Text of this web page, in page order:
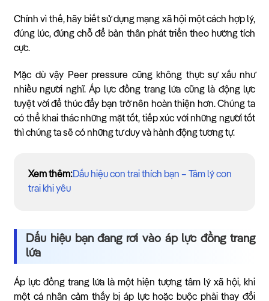
Chính vì thế, hãy biết sử dụng mạng xã hội một cách hợp lý,
đúng lúc, đúng chỗ để bản thân phát triển theo hướng tích
cực.
Mặc dù vậy Peer pressure cũng không thực sự xấu như
nhiều người nghĩ. Áp lực đồng trang lứa cũng là động lực
tuyệt vời để thúc đẩy bạn trở nên hoàn thiện hơn. Chúng ta
có thể khai thác những mặt tốt, tiếp xúc với những người tốt
thì chúng ta sẽ có những tư duy và hành động tương tự.
Xem thêm:Dấu hiệu con trai thích bạn – Tâm lý con
trai khi yêu
Dấu hiệu bạn đang rơi vào áp lực đồng trang
lứa
Áp lực đồng trang lứa là một hiện tượng tâm lý xã hội, khi
một cá nhân cảm thấy bị áp lực hoặc buộc phải thay đổi